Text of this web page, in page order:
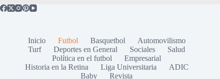
Inicio Futbol Basquetbol
Automovilismo
Turf
Deportes en General Sociales
Salud
Política en el futbol
Empresarial
Historia en la Retina
Liga Universitaria
ADIC
Baby
Revista